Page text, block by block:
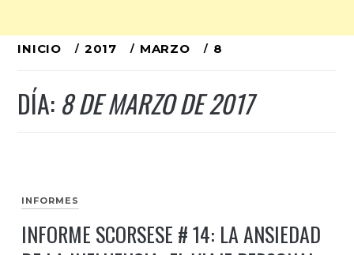
Ir
contenido
INICIO 2017 MARZO 8
DÍA: 8 DE MARZO DE 2017
INFORMES
INFORME SCORSESE # 14: LA ANSIEDAD